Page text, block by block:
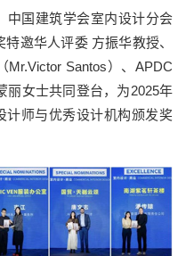
中国建筑学会室内设计分会
邀华人评委 方振华教授、
Santos）、APDC
丽女士共同登台，为2025年
计师与优秀设计机构颁发奖